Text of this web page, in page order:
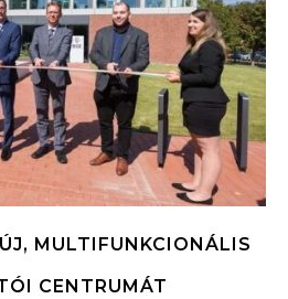
MULTIFUNKCIONÁLIS
CENTRUMÁT